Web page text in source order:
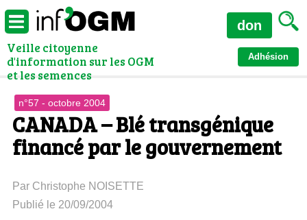
Veille citoyenne
d'information sur les OGM
et les semences
Adhésion
don
n°57 - octobre 2004
CANADA – Blé transgénique
financé par le gouvernement
Par Christophe NOISETTE
Publié le 20/09/2004